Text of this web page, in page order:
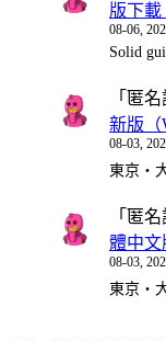
版下載
08-06,
Solid
「 匿名
新版（
08-03,
東京・
「 匿名
體中文
08-03,
東京・